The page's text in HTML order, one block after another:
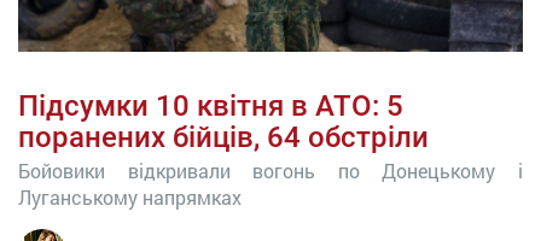
Підсумки 10 квітня в АТО: 5
поранених бійців, 64 обстріли
Бойовики відкривали вогонь по Донецькому і
Луганському напрямках